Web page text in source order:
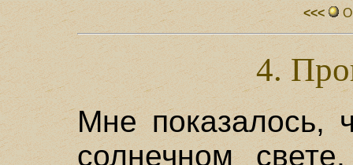
<<<
4.
Мне показалось,
солнечном